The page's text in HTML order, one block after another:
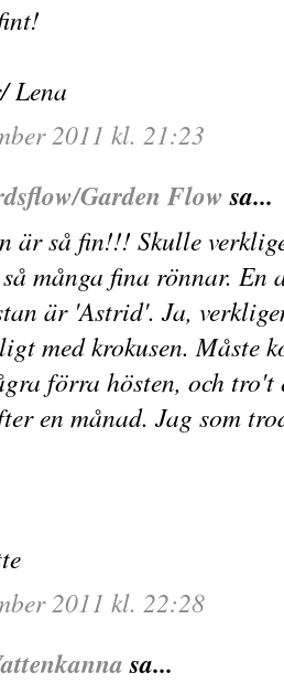
Lena
2011 kl. 21:23
Garden Flowsa...
är så fin!!! Skulle
många fina rönnar. En
är 'Astrid'. Ja,
med krokusen. Måste
förra hösten, och
en månad. Jag som
2011 kl. 22:28
sa...